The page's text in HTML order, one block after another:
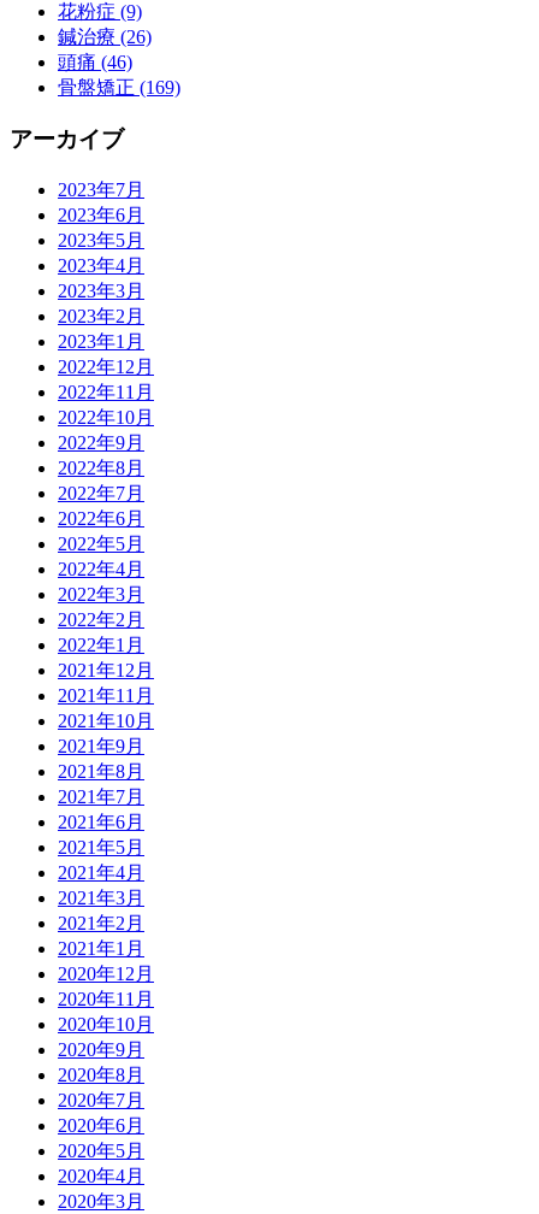
花粉症 (9)
鍼治療 (26)
頭痛 (46)
骨盤矯正 (169)
アーカイブ
2023年7月
2023年6月
2023年5月
2023年4月
2023年3月
2023年2月
2023年1月
2022年12月
2022年11月
2022年10月
2022年9月
2022年8月
2022年7月
2022年6月
2022年5月
2022年4月
2022年3月
2022年2月
2022年1月
2021年12月
2021年11月
2021年10月
2021年9月
2021年8月
2021年7月
2021年6月
2021年5月
2021年4月
2021年3月
2021年2月
2021年1月
2020年12月
2020年11月
2020年10月
2020年9月
2020年8月
2020年7月
2020年6月
2020年5月
2020年4月
2020年3月